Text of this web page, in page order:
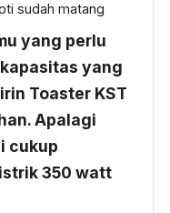
sudah matang
yang perlu
yang
Toaster KST
Apalagi
cukup
350 watt